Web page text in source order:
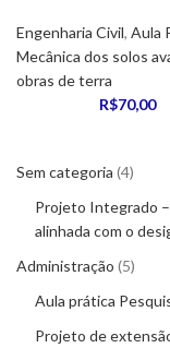
Sem categoria 4
Projeto Integrado
alinhada com o
Administração 5
Aula prática
Projeto de
Engenharia Civil, Aula
Mecânica dos solos
obras de terra
R$70,00